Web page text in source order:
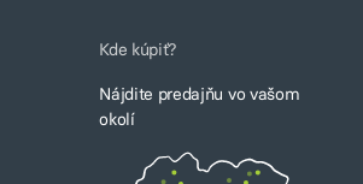
Kde kúpiť?
Nájdite predajňu vo vašom
okolí